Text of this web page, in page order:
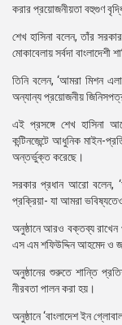
করার প্রয়োজনীয়তা বহুগুণ
শেখ হাসিনা বলেন, তাঁর
মোকাবেলায় সর্বদা বাংলাদেশী
তিনি বলেন, ‘আমরা মিশন
অন্যান্য প্রয়োজনীয়
এই প্রসঙ্গে শেখ হাসিনা
কন্টিনজেন্টে আধুনিক মাইন-
অন্তর্ভুক্ত করেছে।
সরকার প্রধান আরো বলেন,
প্রক্রিয়া- যা আমরা
অনুষ্ঠানে আরও বক্তব্য রাখেন
এস এম শফিউদ্দিন আহমেদ ও
অনুষ্ঠানের শুরুতে শান্তি
নীরবতা পালন করা হয়।
অনুষ্ঠানে ‘বাংলাদেশ ইন